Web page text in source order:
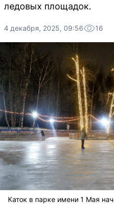
ледовых площадок.
4 декабря, 2025, 09:56 16
Каток в парке имени 1 Мая